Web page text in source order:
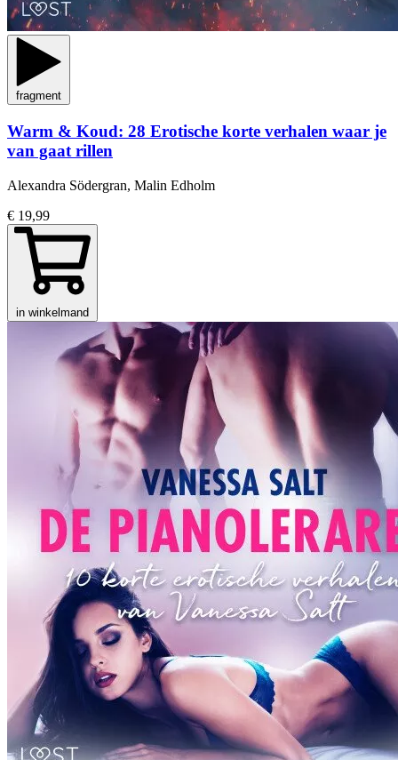
fragment
Warm & Koud: 28 Erotische korte verhalen waar je
van gaat rillen
Alexandra Södergran, Malin Edholm
€ 19,99
in winkelmand